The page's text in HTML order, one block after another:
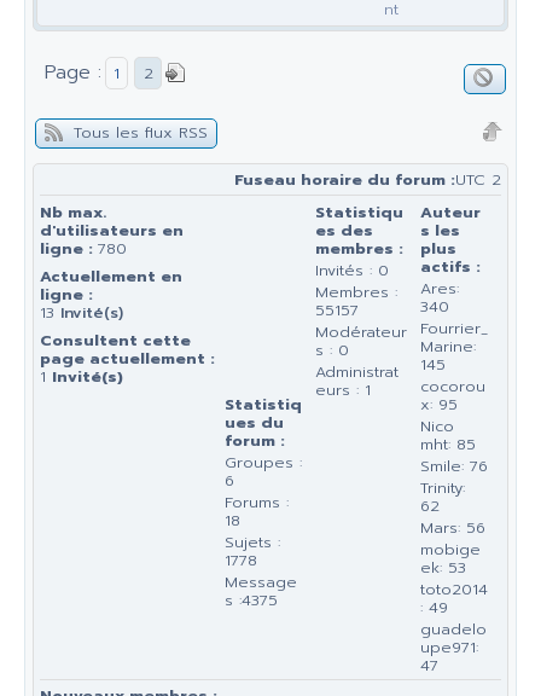
nt
Page : 1 2
Tous les flux RSS
Fuseau horaire du forum :UTC 2
Nb max.
d'utilisateurs en
ligne : 780
Actuellement en
ligne :
13 Invité(s)
Consultent cette
page actuellement :
1 Invité(s)
Auteur
s les
plus
actifs :
Ares:
340
Fourrier_
Marine:
145
cocorou
x: 95
Nico
mht: 85
Smile: 76
Trinity:
62
Mars: 56
mobige
ek: 53
toto2014
: 49
guadelo
upe971:
47
Statistiqu
es des
membres :
Invités : 0
Membres :
55157
Modérateur
s : 0
Administrat
eurs : 1
Statistiq
ues du
forum :
Groupes :
6
Forums :
18
Sujets :
1778
Message
s :4375